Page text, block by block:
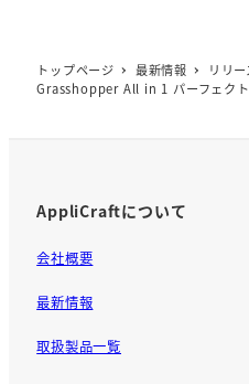
トップページ 最新情報 リリ
Grasshopper All in 1 パーフェクト
AppliCraftについて
会社概要
最新情報
取扱製品一覧